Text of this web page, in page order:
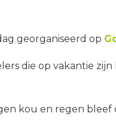
georganiseerd op
die op vakantie zijn
kou en regen bleef